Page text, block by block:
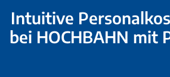
Intuitive
bei HOCHBAHN mit